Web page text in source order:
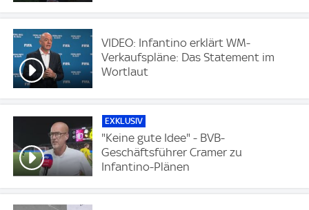
VIDEO: Infantino erklärt WM-
Verkaufspläne: Das Statement im
Wortlaut
EXKLUSIV
"Keine gute Idee" - BVB-
Geschäftsführer Cramer zu
Infantino-Plänen